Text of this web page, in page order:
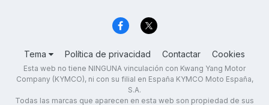
Tema Política de privacidad Contactar Cookies
Esta web no tiene NINGUNA vinculación con Kwang Yang Motor
Company (KYMCO), ni con su filial en España KYMCO Moto España,
S.A.
Todas las marcas que aparecen en esta web son propiedad de sus